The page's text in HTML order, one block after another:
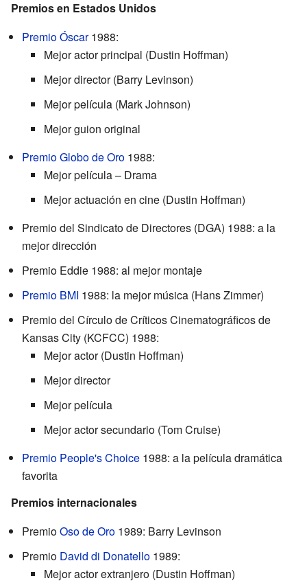
Premios en Estados Unidos
Premio Óscar1988:
Mejor actor principal (Dustin Hoffman)
Mejor director (Barry Levinson)
Mejor película (Mark Johnson)
Mejor guion original
Premio Globo de Oro 1988:
Mejor película – Drama
Mejor actuación en cine (Dustin Hoffman)
Premio del Sindicato de Directores (DGA) 1988: a la
mejor dirección
Premio Eddie 1988: al mejor montaje
Premio BMI 1988: la mejor música (Hans Zimmer)
Premio del Círculo de Críticos Cinematográficos de
Kansas City (KCFCC) 1988:
Mejor actor (Dustin Hoffman)
Mejor director
Mejor película
Mejor actor secundario (Tom Cruise)
Premio People's Choice 1988: a la película dramática
favorita
Premios internacionales
PremioOso de Oro 1989: Barry Levinson
Premio David di Donatello 1989:
Mejor actor extranjero (Dustin Hoffman)